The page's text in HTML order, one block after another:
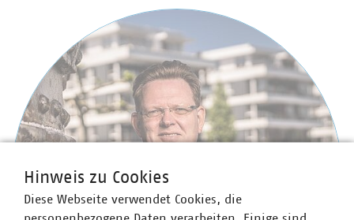
Hinweis zu Cookies
Diese Webseite verwendet Cookies, die